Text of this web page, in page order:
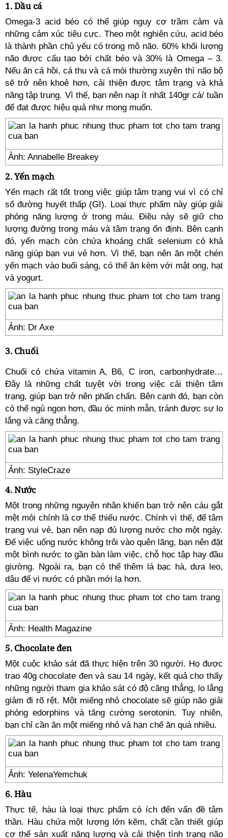
1. Dầu cá
Omega-3 acid béo có thể giúp nguy cơ trầm cảm và
những cảm xúc tiêu cực. Theo một nghiên cứu, acid béo
là thành phần chủ yếu có trong mô não. 60% khối lượng
não được cấu tạo bởi chất béo và 30% là Omega – 3.
Nếu ăn cá hồi, cá thu và cá mòi thường xuyên thì não bộ
sẽ trở nên khoẻ hơn, cải thiện được tâm trạng và khả
năng tập trung. Vì thế, bạn nên nạp ít nhất 140gr cá/ tuần
để đạt được hiệu quả như mong muốn.
Ảnh: Annabelle Breakey
2. Yến mạch
Yến mạch rất tốt trong việc giúp tâm trạng vui vì có chỉ
số đường huyết thấp (GI). Loại thực phẩm này giúp giải
phóng năng lượng ở trong máu. Điều này sẽ giữ cho
lượng đường trong máu và tâm trạng ổn định. Bên cạnh
đó, yến mạch còn chứa khoáng chất selenium có khả
năng giúp bạn vui vẻ hơn. Vì thế, bạn nên ăn một chén
yến mạch vào buổi sáng, có thể ăn kèm với mật ong, hạt
và yogurt.
Ảnh: Dr Axe
3. Chuối
Chuối có chứa vitamin A, B6, C iron, carbonhydrate…
Đây là những chất tuyệt vời trong việc cải thiện tâm
trạng, giúp bạn trở nên phấn chấn. Bên cạnh đó, bạn còn
có thể ngủ ngon hơn, đầu óc minh mẫn, tránh được sự lo
lắng và căng thẳng.
Ảnh: StyleCraze
4. Nước
Một trong những nguyên nhân khiến bạn trở nên cáu gắt
mệt mỏi chính là cơ thể thiếu nước. Chính vì thế, để tâm
trạng vui vẻ, bạn nên nạp đủ lượng nước cho một ngày.
Để việc uống nước không trôi vào quên lãng, bạn nên đặt
một bình nước to gần bàn làm việc, chỗ học tập hay đầu
giường. Ngoài ra, bạn có thể thêm lá bạc hà, dưa leo,
dâu để vị nước có phần mới lạ hơn.
Ảnh: Health Magazine
5. Chocolate đen
Một cuộc khảo sát đã thực hiện trên 30 người. Họ được
trao 40g chocolate đen và sau 14 ngày, kết quả cho thấy
những người tham gia khảo sát có độ căng thẳng, lo lắng
giảm đi rõ rệt. Một miếng nhỏ chocolate sẽ giúp não giải
phóng edorphins và tăng cường serotonin. Tuy nhiên,
bạn chỉ cần ăn một miếng nhỏ và hạn chế ăn quá nhiều.
Ảnh: YelenaYemchuk
6. Hàu
Thực tế, hàu là loại thực phẩm có ích đến vấn đề tâm
thần. Hàu chứa một lượng lớn kẽm, chất cần thiết giúp
cơ thể sản xuất năng lượng và cải thiện tình trạng não